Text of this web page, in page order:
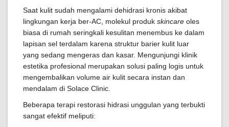
Saat kulit sudah mengalami dehidrasi kronis akibat
lingkungan kerja ber-AC, molekul produk skincare oles
biasa di rumah seringkali kesulitan menembus ke dalam
lapisan sel terdalam karena struktur barier kulit luar
yang sedang mengeras dan kasar. Mengunjungi klinik
estetika profesional merupakan solusi paling logis untuk
mengembalikan volume air kulit secara instan dan
mendalam di Solace Clinic.
Beberapa terapi restorasi hidrasi unggulan yang terbukti
sangat efektif meliputi: